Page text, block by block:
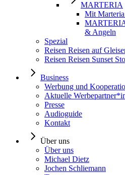
MARTERIA
Mit
& Angeln
Spezial
Reisen Reisen auf
Reisen Reisen Sunset
Business
Werbung und
Aktuelle
Presse
Audioguide
Kontakt
Über uns
Über uns
Michael Dietz
Jochen Schliemann